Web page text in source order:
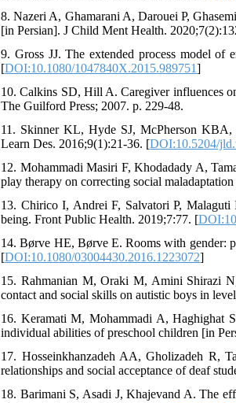
8. Nazeri A, Ghamarani A, Darouei P,
[in Persian]. J Child Ment Health.
9. Gross JJ. The extended process model of
[DOI:10.1080/1047840X.2015.989751]
10. Calkins SD, Hill A. Caregiver influences
The Guilford Press; 2007. p. 229-48.
11. Skinner KL, Hyde SJ, McPherson KBA,
Learn Des. 2016;9(1):21-36. [DOI:10.5204/
12. Mohammadi Masiri F, Khodadady A,
play therapy on correcting social
13. Chirico I, Andrei F, Salvatori P,
being. Front Public Health. 2019;7:77. [
14. Børve HE, Børve E. Rooms with gender:
[DOI:10.1080/03004430.2016.1223072]
15. Rahmanian M, Oraki M, Amini Shirazi
contact and social skills on autistic boys in
16. Keramati M, Mohammadi A, Haghighat
individual abilities of preschool children [in
17. Hosseinkhanzadeh AA, Gholizadeh R,
relationships and social acceptance of deaf
18. Barimani S, Asadi J, Khajevand A. The